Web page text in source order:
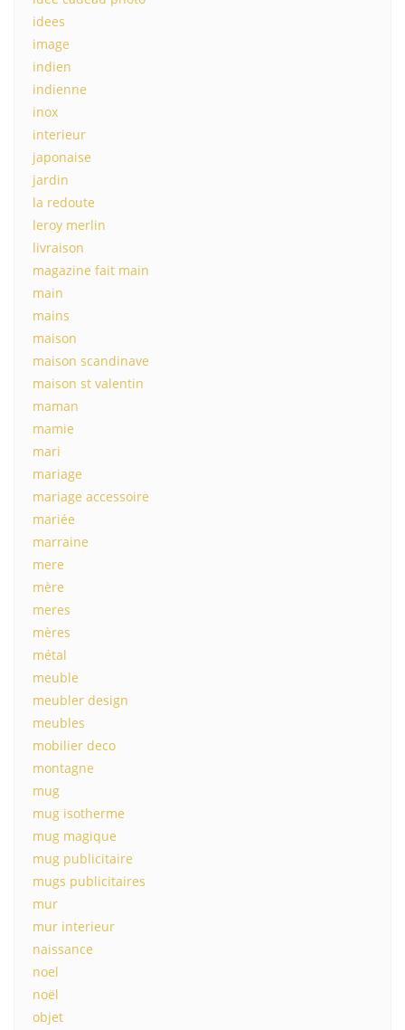
idees
image
indien
indienne
inox
interieur
japonaise
jardin
la redoute
leroy merlin
livraison
magazine fait main
main
mains
maison
maison scandinave
maison st valentin
maman
mamie
mari
mariage
mariage accessoire
mariée
marraine
mere
mère
meres
mères
métal
meuble
meubler design
meubles
mobilier deco
montagne
mug
mug isotherme
mug magique
mug publicitaire
mugs publicitaires
mur
mur interieur
naissance
noel
noël
objet